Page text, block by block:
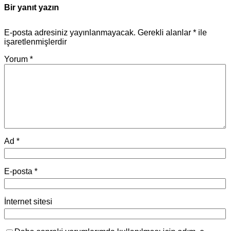
Bir yanıt yazın
E-posta adresiniz yayınlanmayacak. Gerekli alanlar * ile
işaretlenmişlerdir
Yorum *
Ad *
E-posta *
İnternet sitesi